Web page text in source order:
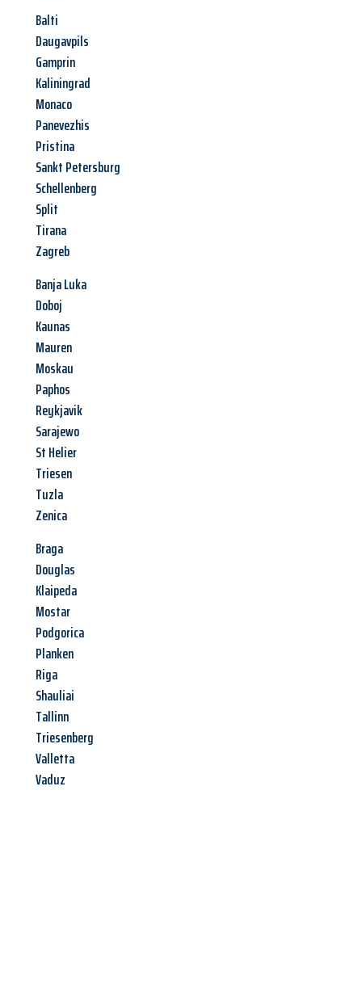
Balti
Daugavpils
Gamprin
Kaliningrad
Monaco
Panevezhis
Pristina
Sankt Petersburg
Schellenberg
Split
Tirana
Zagreb
Banja Luka
Doboj
Kaunas
Mauren
Moskau
Paphos
Reykjavik
Sarajewo
St Helier
Triesen
Tuzla
Zenica
Braga
Douglas
Klaipeda
Mostar
Podgorica
Planken
Riga
Shauliai
Tallinn
Triesenberg
Valletta
Vaduz